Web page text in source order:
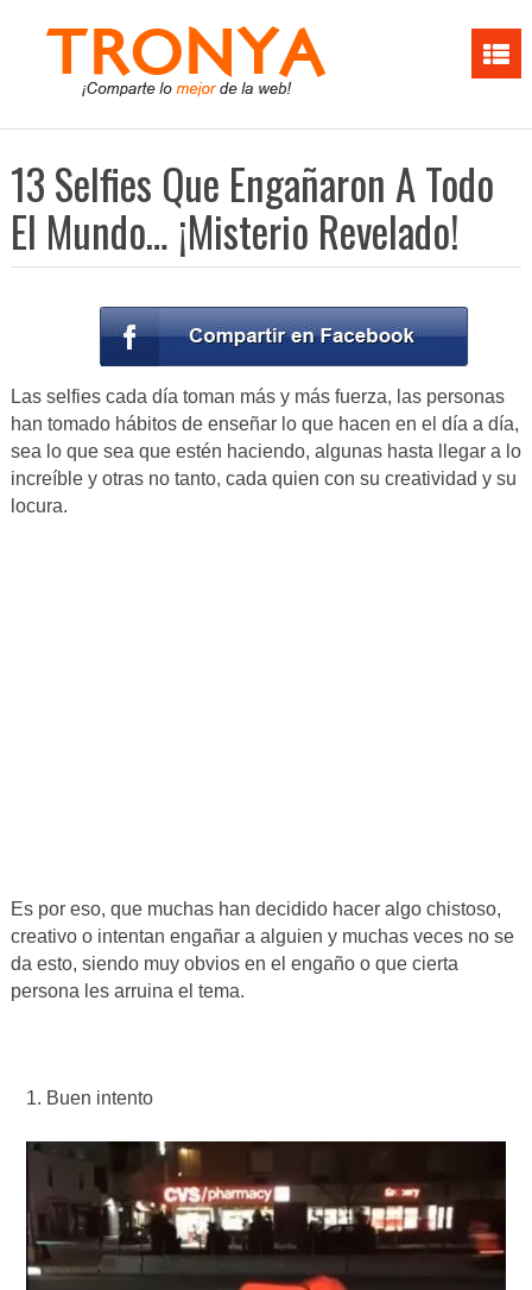
13 Selfies Que Engañaron A Todo
El Mundo… ¡Misterio Revelado!
Las selfies cada día toman más y más fuerza, las personas
han tomado hábitos de enseñar lo que hacen en el día a día,
sea lo que sea que estén haciendo, algunas hasta llegar a lo
increíble y otras no tanto, cada quien con su creatividad y su
locura.
Es por eso, que muchas han decidido hacer algo chistoso,
creativo o intentan engañar a alguien y muchas veces no se
da esto, siendo muy obvios en el engaño o que cierta
persona les arruina el tema.
Buen intento